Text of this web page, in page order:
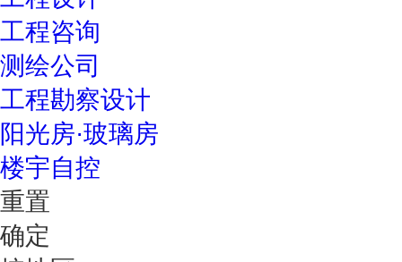
工程咨询
测绘公司
工程勘察设计
阳光房·玻璃房
楼宇自控
重置
确定